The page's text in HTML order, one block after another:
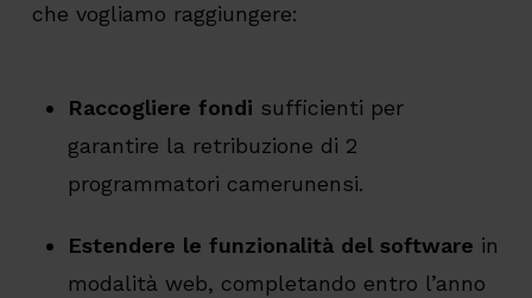
che vogliamo raggiungere:
Raccogliere fondi sufficienti per
garantire la retribuzione di 2
programmatori camerunensi.
Estendere le funzionalità del software in
modalità web, completando entro l’anno